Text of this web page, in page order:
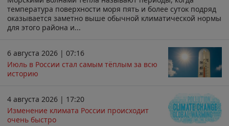
температура поверхности моря пять и более суток подряд
оказывается заметно выше обычной климатической нормы
для этого района и...
6 августа 2026 | 07:16
Июль в России стал самым тёплым за всю
историю
4 августа 2026 | 17:20
Изменение климата России происходит
очень быстро